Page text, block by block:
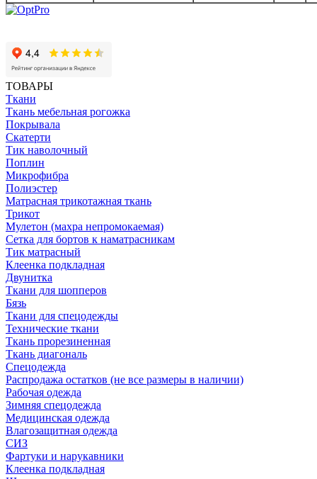
ТОВАРЫ
Ткани
Ткань мебельная рогожка
Покрывала
Скатерти
Тик наволочный
Поплин
Микрофибра
Полиэстер
Матрасная трикотажная ткань
Трикот
Мулетон (махра непромокаемая)
Сетка для бортов к наматрасникам
Тик матрасный
Клеенка подкладная
Двунитка
Ткани для шопперов
Бязь
Ткани для спецодежды
Технические ткани
Ткань прорезиненная
Ткань диагональ
Спецодежда
Распродажа остатков (не все размеры в наличии)
Рабочая одежда
Зимняя спецодежда
Медицинская одежда
Влагозащитная одежда
СИЗ
Фартуки и нарукавники
Клеенка подкладная